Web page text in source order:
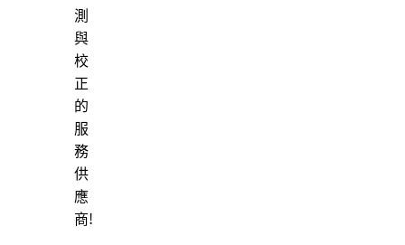
測
與
校
正
的
服
務
供
應
商!